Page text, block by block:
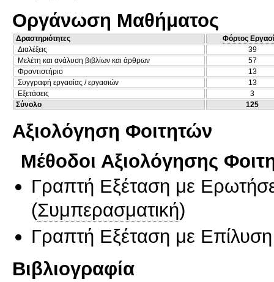
Οργάνωση Μαθήματος
Δραστηριότητες
Φόρτος
Διαλέξεις
39
Μελέτη και ανάλυση βιβλίων και άρθρων
57
Φροντιστήριο
13
Συγγραφή εργασίας / εργασιών
13
Εξετάσεις
3
Σύνολο
125
Αξιολόγηση Φοιτητών
Μέθοδοι Αξιολόγησης
Γραπτή Εξέταση με
(Συμπερασματική)
Γραπτή Εξέταση με
Βιβλιογραφία